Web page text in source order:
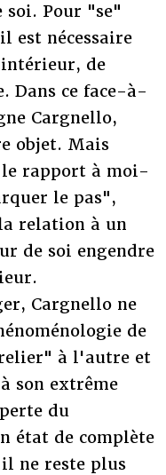
Pour "se"
est nécessaire
intérieur, de
Dans ce face-à-
Cargnello,
objet. Mais
rapport à moi-
le pas",
relation à un
de soi engendre
Cargnello ne
de
à l'autre et
son extrême
du
état de complète
ne reste plus